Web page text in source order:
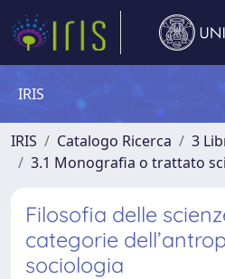
IRIS
IRIS Catalogo Ricerca
3
3.1 Monografia o trattato
Filosofia delle
categorie
sociologia